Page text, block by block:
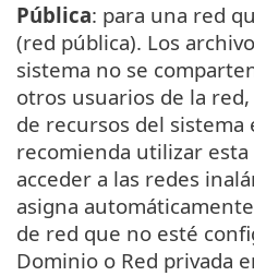
Pública: para una red
(red pública). Los
sistema no se
otros usuarios de la
de recursos del sistema
recomienda utilizar
acceder a las redes
asigna
de red que no esté
Dominio o Red privada